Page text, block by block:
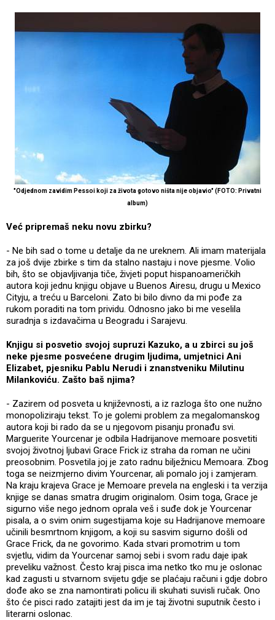
"Odjednom zavidim Pessoi koji za života gotovo ništa nije objavio" (FOTO: Privatni
album)
Već pripremaš neku novu zbirku?
- Ne bih sad o tome u detalje da ne ureknem. Ali imam materijala
za još dvije zbirke s tim da stalno nastaju i nove pjesme. Volio
bih, što se objavljivanja tiče, živjeti poput hispanoameričkih
autora koji jednu knjigu objave u Buenos Airesu, drugu u Mexico
Cityju, a treću u Barceloni. Zato bi bilo divno da mi pođe za
rukom poraditi na tom prividu. Odnosno jako bi me veselila
suradnja s izdavačima u Beogradu i Sarajevu.
Knjigu si posvetio svojoj supruzi Kazuko, a u zbirci su još
neke pjesme posvećene drugim ljudima, umjetnici Ani
Elizabet, pjesniku Pablu Nerudi i znanstveniku Milutinu
Milankoviću. Zašto baš njima?
- Zazirem od posveta u književnosti, a iz razloga što one nužno
monopoliziraju tekst. To je golemi problem za megalomanskog
autora koji bi rado da se u njegovom pisanju pronađu svi.
Marguerite Yourcenar je odbila Hadrijanove memoare posvetiti
svojoj životnoj ljubavi Grace Frick iz straha da roman ne učini
preosobnim. Posvetila joj je zato radnu bilježnicu Memoara. Zbog
toga se neizmjerno divim Yourcenar, ali pomalo joj i zamjeram.
Na kraju krajeva Grace je Memoare prevela na engleski i ta verzija
knjige se danas smatra drugim originalom. Osim toga, Grace je
sigurno više nego jednom oprala veš i suđe dok je Yourcenar
pisala, a o svim onim sugestijama koje su Hadrijanove memoare
učinili besmrtnom knjigom, a koji su sasvim sigurno došli od
Grace Frick, da ne govorimo. Kada stvari promotrim u tom
svjetlu, vidim da Yourcenar samoj sebi i svom radu daje ipak
preveliku važnost. Često kraj pisca ima netko tko mu je oslonac
kad zagusti u stvarnom svijetu gdje se plaćaju računi i gdje dobro
dođe ako se zna namontirati policu ili skuhati suvisli ručak. Ono
što će pisci rado zatajiti jest da im je taj životni suputnik često i
literarni oslonac.